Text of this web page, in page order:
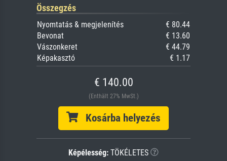
Összegzés
Nyomtatás & megjelenítés
€ 80.44
Bevonat
€ 13.60
Vászonkeret
€ 44.79
Képakasztó
€ 1.17
€ 140.00
(Enthält 27% MwSt.)
Kosárba helyezés
Képélesség: TÖKÉLETES